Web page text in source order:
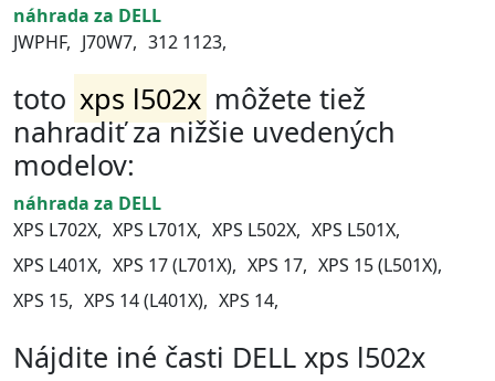
náhrada za DELL
JWPHF, J70W7, 312 1123,
toto xps l502x môžete tiež
nahradiť za nižšie uvedených
modelov:
náhrada za DELL
XPS L702X, XPS L701X, XPS L502X, XPS L501X,
XPS L401X, XPS 17 (L701X), XPS 17, XPS 15 (L501X),
XPS 15, XPS 14 (L401X), XPS 14,
Nájdite iné časti DELL xps l502x